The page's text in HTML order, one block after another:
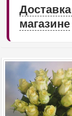
магазине